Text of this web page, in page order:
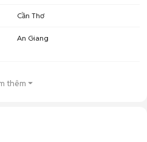
các tác vụ cơ bản và lưu trữ đám
cũ: Phù hợp cho đa số người
nhiều ứng dụng và lưu video độ
Cần Thơ
An Giang
thêm